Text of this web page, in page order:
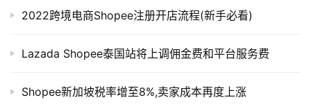
2022跨境电商Shopee注册开店流程(新手必看)
Lazada Shopee泰国站将上调佣金费和平台服务费
Shopee新加坡税率增至8%,卖家成本再度上涨